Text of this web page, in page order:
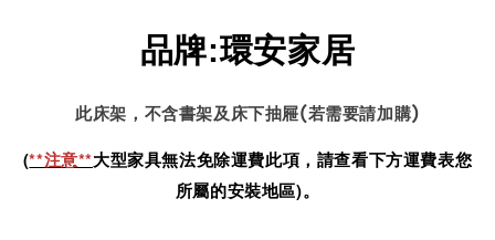
品牌:環安家居
此床架，不含書架及床下抽屜(若需要請加購)
(**注意**大型家具無法免除運費此項，請查看下方運費表您
所屬的安裝地區)。